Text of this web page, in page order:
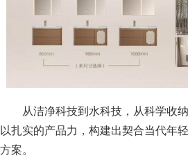
从洁净科技到水科技，从科学收
以扎实的产品力，构建出契合当代年
方案。